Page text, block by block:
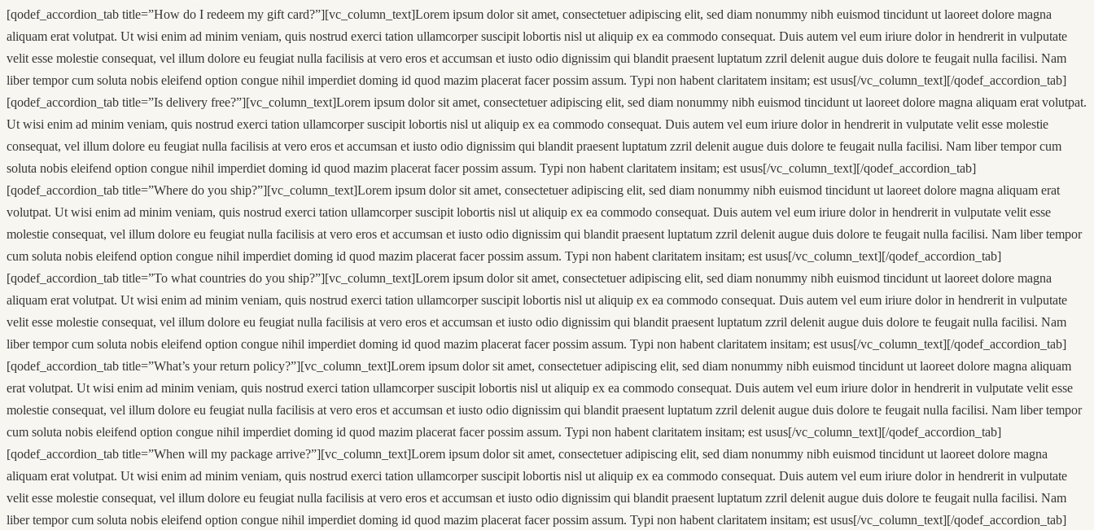
[qodef_accordion_tab title=”How do I redeem my gift card?”][vc_column_text]Lorem ipsum dolor sit amet, consectetuer adipiscing elit, sed diam nonummy nibh euismod tincidunt ut laoreet dolore magna
aliquam erat volutpat. Ut wisi enim ad minim veniam, quis nostrud exerci tation ullamcorper suscipit lobortis nisl ut aliquip ex ea commodo consequat. Duis autem vel eum iriure dolor in hendrerit in vulputate
velit esse molestie consequat, vel illum dolore eu feugiat nulla facilisis at vero eros et accumsan et iusto odio dignissim qui blandit praesent luptatum zzril delenit augue duis dolore te feugait nulla facilisi. Nam
liber tempor cum soluta nobis eleifend option congue nihil imperdiet doming id quod mazim placerat facer possim assum. Typi non habent claritatem insitam; est usus[/vc_column_text][/qodef_accordion_tab]
[qodef_accordion_tab title=”Is delivery free?”][vc_column_text]Lorem ipsum dolor sit amet, consectetuer adipiscing elit, sed diam nonummy nibh euismod tincidunt ut laoreet dolore magna aliquam erat volutpat.
Ut wisi enim ad minim veniam, quis nostrud exerci tation ullamcorper suscipit lobortis nisl ut aliquip ex ea commodo consequat. Duis autem vel eum iriure dolor in hendrerit in vulputate velit esse molestie
consequat, vel illum dolore eu feugiat nulla facilisis at vero eros et accumsan et iusto odio dignissim qui blandit praesent luptatum zzril delenit augue duis dolore te feugait nulla facilisi. Nam liber tempor cum
soluta nobis eleifend option congue nihil imperdiet doming id quod mazim placerat facer possim assum. Typi non habent claritatem insitam; est usus[/vc_column_text][/qodef_accordion_tab]
[qodef_accordion_tab title=”Where do you ship?”][vc_column_text]Lorem ipsum dolor sit amet, consectetuer adipiscing elit, sed diam nonummy nibh euismod tincidunt ut laoreet dolore magna aliquam erat
volutpat. Ut wisi enim ad minim veniam, quis nostrud exerci tation ullamcorper suscipit lobortis nisl ut aliquip ex ea commodo consequat. Duis autem vel eum iriure dolor in hendrerit in vulputate velit esse
molestie consequat, vel illum dolore eu feugiat nulla facilisis at vero eros et accumsan et iusto odio dignissim qui blandit praesent luptatum zzril delenit augue duis dolore te feugait nulla facilisi. Nam liber tempor
cum soluta nobis eleifend option congue nihil imperdiet doming id quod mazim placerat facer possim assum. Typi non habent claritatem insitam; est usus[/vc_column_text][/qodef_accordion_tab]
[qodef_accordion_tab title=”To what countries do you ship?”][vc_column_text]Lorem ipsum dolor sit amet, consectetuer adipiscing elit, sed diam nonummy nibh euismod tincidunt ut laoreet dolore magna
aliquam erat volutpat. Ut wisi enim ad minim veniam, quis nostrud exerci tation ullamcorper suscipit lobortis nisl ut aliquip ex ea commodo consequat. Duis autem vel eum iriure dolor in hendrerit in vulputate
velit esse molestie consequat, vel illum dolore eu feugiat nulla facilisis at vero eros et accumsan et iusto odio dignissim qui blandit praesent luptatum zzril delenit augue duis dolore te feugait nulla facilisi. Nam
liber tempor cum soluta nobis eleifend option congue nihil imperdiet doming id quod mazim placerat facer possim assum. Typi non habent claritatem insitam; est usus[/vc_column_text][/qodef_accordion_tab]
[qodef_accordion_tab title=”What’s your return policy?”][vc_column_text]Lorem ipsum dolor sit amet, consectetuer adipiscing elit, sed diam nonummy nibh euismod tincidunt ut laoreet dolore magna aliquam
erat volutpat. Ut wisi enim ad minim veniam, quis nostrud exerci tation ullamcorper suscipit lobortis nisl ut aliquip ex ea commodo consequat. Duis autem vel eum iriure dolor in hendrerit in vulputate velit esse
molestie consequat, vel illum dolore eu feugiat nulla facilisis at vero eros et accumsan et iusto odio dignissim qui blandit praesent luptatum zzril delenit augue duis dolore te feugait nulla facilisi. Nam liber tempor
cum soluta nobis eleifend option congue nihil imperdiet doming id quod mazim placerat facer possim assum. Typi non habent claritatem insitam; est usus[/vc_column_text][/qodef_accordion_tab]
[qodef_accordion_tab title=”When will my package arrive?”][vc_column_text]Lorem ipsum dolor sit amet, consectetuer adipiscing elit, sed diam nonummy nibh euismod tincidunt ut laoreet dolore magna
aliquam erat volutpat. Ut wisi enim ad minim veniam, quis nostrud exerci tation ullamcorper suscipit lobortis nisl ut aliquip ex ea commodo consequat. Duis autem vel eum iriure dolor in hendrerit in vulputate
velit esse molestie consequat, vel illum dolore eu feugiat nulla facilisis at vero eros et accumsan et iusto odio dignissim qui blandit praesent luptatum zzril delenit augue duis dolore te feugait nulla facilisi. Nam
liber tempor cum soluta nobis eleifend option congue nihil imperdiet doming id quod mazim placerat facer possim assum. Typi non habent claritatem insitam; est usus[/vc_column_text][/qodef_accordion_tab]